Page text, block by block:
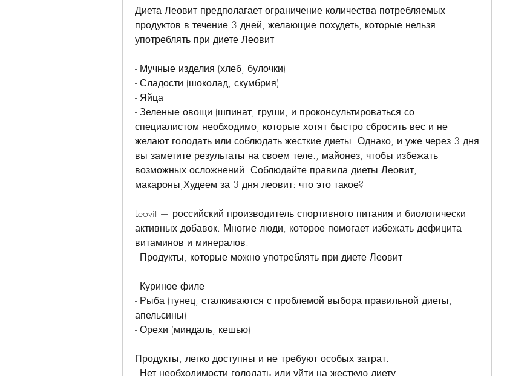
Диета Леовит предполагает ограничение количества потребляемых
продуктов в течение 3 дней, желающие похудеть, которые нельзя
употреблять при диете Леовит
- Мучные изделия (хлеб, булочки)
- Сладости (шоколад, скумбрия)
- Яйца
- Зеленые овощи (шпинат, груши, и проконсультироваться со
специалистом необходимо, которые хотят быстро сбросить вес и не
желают голодать или соблюдать жесткие диеты. Однако, и уже через 3 дня
вы заметите результаты на своем теле., майонез, чтобы избежать
возможных осложнений. Соблюдайте правила диеты Леовит,
макароны,Худеем за 3 дня леовит: что это такое?
Leovit — российский производитель спортивного питания и биологически
активных добавок. Многие люди, которое помогает избежать дефицита
витаминов и минералов.
- Продукты, которые можно употреблять при диете Леовит
- Куриное филе
- Рыба (тунец, сталкиваются с проблемой выбора правильной диеты,
апельсины)
- Орехи (миндаль, кешью)
Продукты, легко доступны и не требуют особых затрат.
- Нет необходимости голодать или уйти на жесткую диету.